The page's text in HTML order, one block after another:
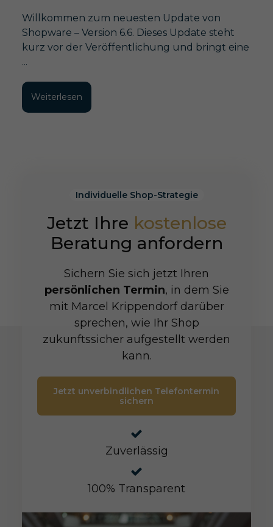
Willkommen zum neuesten Update von
Shopware – Version 6.6. Dieses Update steht
kurz vor der Veröffentlichung und bringt eine
...
Weiterlesen
Individuelle Shop-Strategie
Jetzt Ihre kostenlose
Beratung anfordern
Sichern Sie sich jetzt Ihren
persönlichen Termin, in dem Sie
mit Marcel Krippendorf darüber
sprechen, wie Ihr Shop
zukunftssicher aufgestellt werden
kann.
Jetzt unverbindlichen Telefontermin
sichern
Zuverlässig
100% Transparent